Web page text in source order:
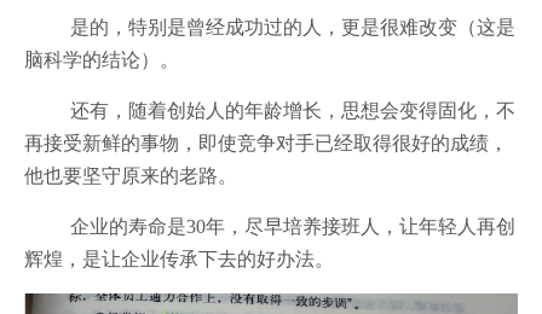
是的，特别是曾经成功过的人，更是很难改变（这是
脑科学的结论）。
还有，随着创始人的年龄增长，思想会变得固化，不
再接受新鲜的事物，即使竞争对手已经取得很好的成绩，
他也要坚守原来的老路。
企业的寿命是30年，尽早培养接班人，让年轻人再创
辉煌，是让企业传承下去的好办法。